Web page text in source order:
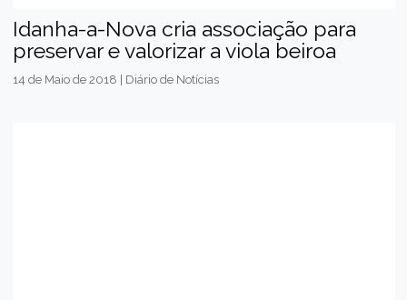
Idanha-a-Nova cria associação para
preservar e valorizar a viola beiroa
14 de Maio de 2018 | Diário de Notícias